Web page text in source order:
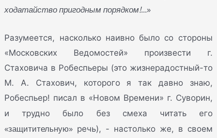
ходатайство пригодным порядком!...»
Разумеется, насколько наивно было со стороны
«Московских Ведомостей» произвести г.
Стаховича в Робеспьеры (это жизнерадостный-то
М. А. Стахович, которого я так давно знаю,
Робеспьер! писал в «Новом Времени» г. Суворин,
и трудно было без смеха читать его
«защитительную» речь), - настолько же, в своем